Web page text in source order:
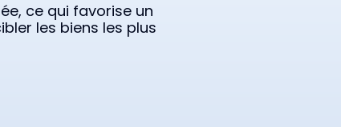
ce qui favorise un
les biens les plus